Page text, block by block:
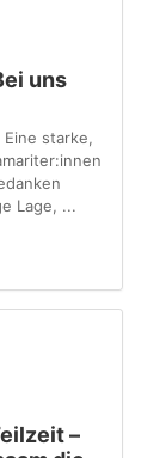
uns
starke,
Lage, ...
–